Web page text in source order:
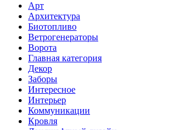
Арт
Архитектура
Биотопливо
Ветрогенераторы
Ворота
Главная категория
Декор
Заборы
Интересное
Интерьер
Коммуникации
Кровля